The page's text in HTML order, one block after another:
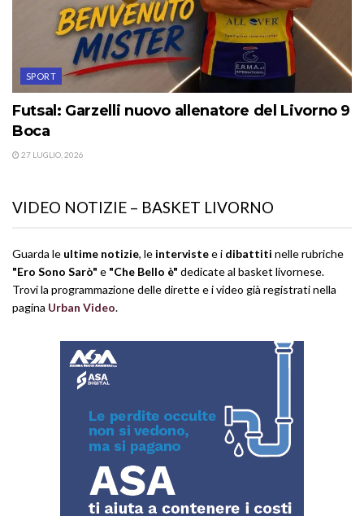
SPORT
Futsal: Garzelli nuovo allenatore del Livorno 9
Boca
27 LUGLIO, 2026
VIDEO NOTIZIE – BASKET LIVORNO
Guarda le ultime notizie, le intervistee i dibattiti nelle rubriche
"Ero Sono Sarò" e "Che Bello è" dedicate al basket livornese.
Trovi la programmazione delle dirette e i video già registrati nella
pagina Urban Video.